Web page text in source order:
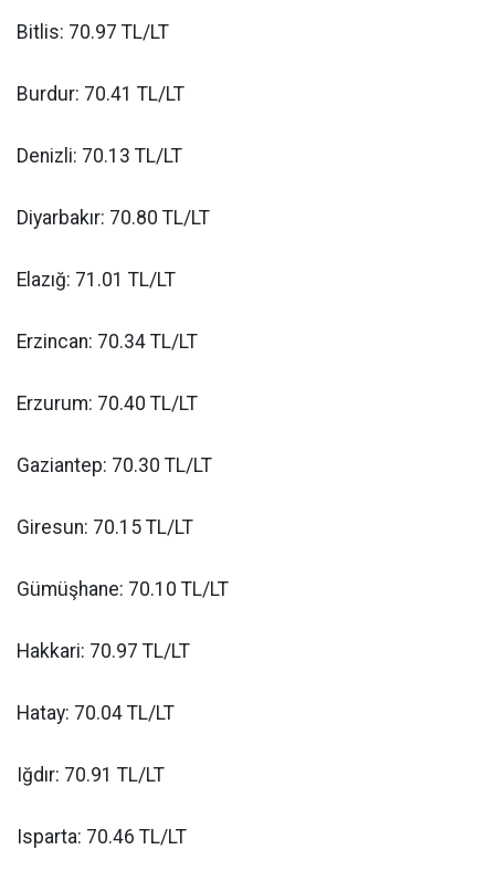
Bitlis: 70.97 TL/LT
Burdur: 70.41 TL/LT
Denizli: 70.13 TL/LT
Diyarbakır: 70.80 TL/LT
Elazığ: 71.01 TL/LT
Erzincan: 70.34 TL/LT
Erzurum: 70.40 TL/LT
Gaziantep: 70.30 TL/LT
Giresun: 70.15 TL/LT
Gümüşhane: 70.10 TL/LT
Hakkari: 70.97 TL/LT
Hatay: 70.04 TL/LT
Iğdır: 70.91 TL/LT
Isparta: 70.46 TL/LT